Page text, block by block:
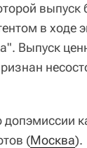
выпуск
в ходе
Выпуск
(Москва).